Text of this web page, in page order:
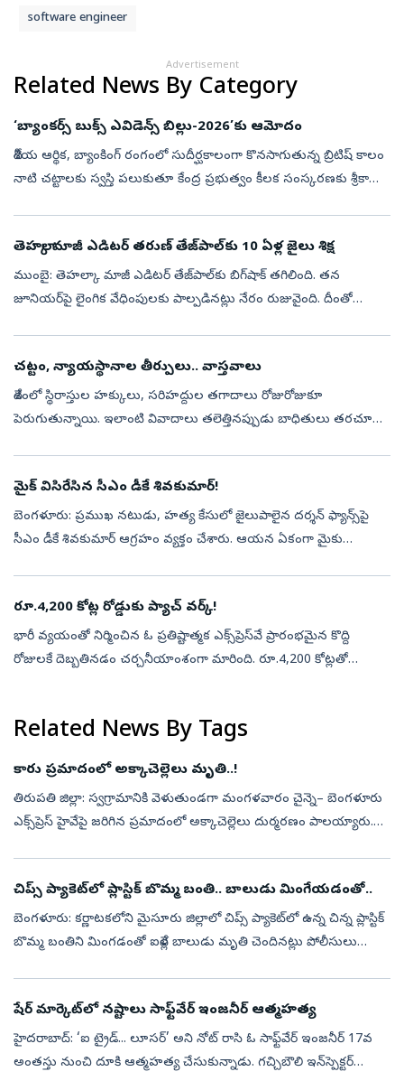
software engineer
Advertisement
Related News By Category
‘బ్యాంకర్స్ బుక్స్ ఎవిడెన్స్ బిల్లు-2026’కు ఆమోదం
దేశీయ ఆర్థిక, బ్యాంకింగ్ రంగంలో సుదీర్ఘకాలంగా కొనసాగుతున్న బ్రిటిష్ కాలం
నాటి చట్టాలకు స్వస్తి పలుకుతూ కేంద్ర ప్రభుత్వం కీలక సంస్కరణకు శ్రీకారం
తెహల్కా మాజీ ఎడిటర్ తరుణ్ తేజ్‌పాల్‌కు 10 ఏళ్ల జైలు శిక్ష
ముంబై: తెహల్కా మాజీ ఎడిటర్ తేజ్‌పాల్‌కు బిగ్‌షాక్‌ తగిలింది. తన
జూనియర్‌పై లైంగిక వేధింపులకు పాల్పడినట్లు నేరం రుజువైంది. దీంతో
చట్టం, న్యాయస్థానాల తీర్పులు.. వాస్తవాలు
దేశంలో స్థిరాస్తుల హక్కులు, సరిహద్దుల తగాదాలు రోజురోజుకూ
పెరుగుతున్నాయి. ఇలాంటి వివాదాలు తలెత్తినప్పుడు బాధితులు తరచూ
మైక్ విసిరేసిన సీఎం డీకే శివకుమార్!
బెంగళూరు: ప్రముఖ నటుడు, హత్య కేసులో జైలుపాలైన దర్శన్‌ ఫ్యాన్స్‌పై
సీఎం డీకే శివకుమార్‌ ఆగ్రహం వ్యక్తం చేశారు. ఆయన ఏకంగా మైకు
రూ.4,200 కోట్ల రోడ్డుకు ప్యాచ్‌ వర్క్‌!
భారీ వ్యయంతో నిర్మించిన ఓ ప్రతిష్టాత్మక ఎక్స్‌ప్రెస్‌వే ప్రారంభమైన కొద్ది
రోజులకే దెబ్బతినడం చర్చనీయాంశంగా మారింది. రూ.4,200 కోట్లతో
Related News By Tags
కారు ప్రమాదంలో అక్కాచెల్లెలు మృతి..!
తిరుపతి జిల్లా: స్వగ్రామానికి వెళుతుండగా మంగళవారం చైన్నె– బెంగళూరు
ఎక్స్‌ప్రెస్‌ హైవేపై జరిగిన ప్రమాదంలో అక్కాచెల్లెలు దుర్మరణం పాలయ్యారు.
చిప్స్ ప్యాకెట్‌లో ప్లాస్టిక్ బొమ్మ బంతి.. బాలుడు మింగేయడంతో..
బెంగళూరు: కర్ణాటకలోని మైసూరు జిల్లాలో చిప్స్ ప్యాకెట్‌లో ఉన్న చిన్న ప్లాస్టిక్
బొమ్మ బంతిని మింగడంతో ఐదేళ్ల బాలుడు మృతి చెందినట్లు పోలీసులు
షేర్‌ మార్కెట్‌లో నష్టాలు సాఫ్ట్‌వేర్‌ ఇంజనీర్‌ ఆత్మహత్య
హైదరాబాద్‌: ‘ఐ ట్రైడ్‌... లూసర్‌’ అని నోట్‌ రాసి ఓ సాఫ్ట్‌వేర్‌ ఇంజనీర్‌ 17వ
అంతస్తు నుంచి దూకి ఆత్మహత్య చేసుకున్నాడు. గచ్చిబౌలి ఇన్‌స్పెక్టర్‌